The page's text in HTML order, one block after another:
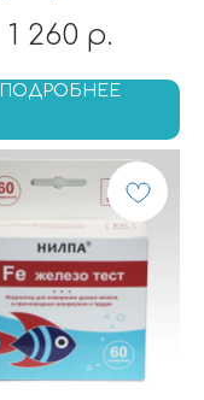
1 260 р.
ПОДРОБНЕЕ